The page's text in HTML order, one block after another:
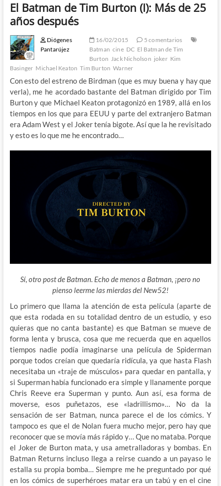
El Batman de Tim Burton (I): Más de 25
años después
Diógenes
Pantarújez
16/02/2015
5 comentarios
Batman cine DC El Batman de Tim
Burton Jack Nicholson joker Kim
Basinger Michael Keaton Tim Burton Warner
Con esto del estreno de Birdman (que es muy buena y hay que
verla), me he acordado bastante del Batman dirigido por Tim
Burton y que Michael Keaton protagonizó en 1989, allá en los
tiempos en los que para EEUU y parte del extranjero Batman
era Adam West y el Joker tenía bigote. Así que la he revisitado
y esto es lo que me he encontrado…
Sí, otro post de Batman. Echo de menos a Batman, ¡pero no
pienso leerme las mierdas del New52!
Lo primero que llama la atención de esta película (aparte de
que esta rodada en su totalidad dentro de un estudio, y eso
quieras que no canta bastante) es que Batman semueve de
forma lenta y brusca, cosa que me recuerda que en aquellos
tiempos nadie podía imaginarse una película de Spiderman
porque todos creían que quedaría ridícula, ya que hasta Flash
necesitaba un «traje de músculos» para quedar en pantalla, y
si Superman había funcionado era simple y llanamente porque
Chris Reeve era Superman y punto. Aun así, esa forma de
moverse, esos puñetazos, ese «ladrillismo»… No da la
sensación de ser Batman, nunca parece el de los cómics. Y
tampoco es que el de Nolan fuera mucho mejor, pero hay que
reconocer que se movía más rápido y… Que no mataba. Porque
el Joker de Burton mata, y usa ametralladoras y bombas. En
Batman Returns incluso llega a reirse cuando a un payaso le
estalla su propia bomba… Siempre me he preguntado por qué
en los cómics de superhéroes matar era un tabú y en el cine